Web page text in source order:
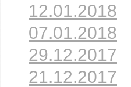
12.01.2018
07.01.2018
29.12.2017
21.12.2017